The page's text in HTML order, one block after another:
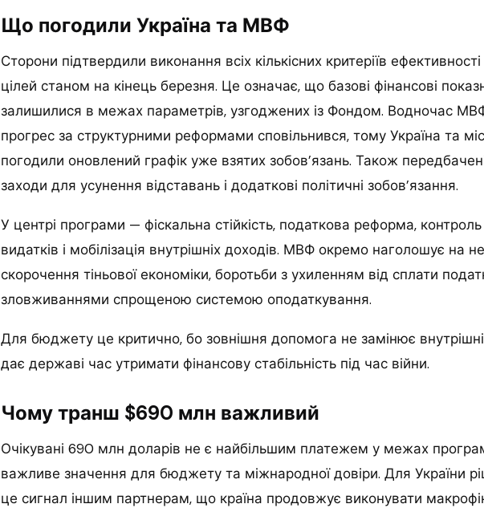
Що погодили Україна та МВФ
Сторони підтвердили виконання всіх кількісних критеріїв
цілей станом на кінець березня. Це означає, що базові фінансові
залишилися в межах параметрів, узгоджених із Фондом. Водночас
прогрес за структурними реформами сповільнився, тому Україна та
погодили оновлений графік уже взятих зобов’язань. Також
заходи для усунення відставань і додаткові політичні зобов’язання.
У центрі програми — фіскальна стійкість, податкова реформа,
видатків і мобілізація внутрішніх доходів. МВФ окремо наголошує на
скорочення тіньової економіки, боротьби з ухиленням від сплати
зловживаннями спрощеною системою оподаткування.
Для бюджету це критично, бо зовнішня допомога не замінює
дає державі час утримати фінансову стабільність під час війни.
Чому транш $690 млн важливий
Очікувані 690 млн доларів не є найбільшим платежем у межах
важливе значення для бюджету та міжнародної довіри. Для України
це сигнал іншим партнерам, що країна продовжує виконувати